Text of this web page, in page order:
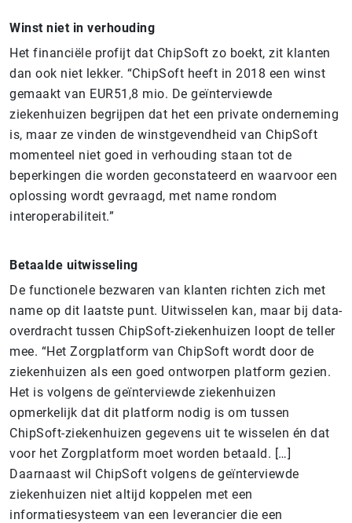
Winst niet in verhouding
Het financiële profijt dat ChipSoft zo boekt, zit klanten
dan ook niet lekker. “ChipSoft heeft in 2018 een winst
gemaakt van EUR51,8 mio. De geïnterviewde
ziekenhuizen begrijpen dat het een private onderneming
is, maar ze vinden de winstgevendheid van ChipSoft
momenteel niet goed in verhouding staan tot de
beperkingen die worden geconstateerd en waarvoor een
oplossing wordt gevraagd, met name rondom
interoperabiliteit.”
Betaalde uitwisseling
De functionele bezwaren van klanten richten zich met
name op dit laatste punt. Uitwisselen kan, maar bij data-
overdracht tussen ChipSoft-ziekenhuizen loopt de teller
mee. “Het Zorgplatform van ChipSoft wordt door de
ziekenhuizen als een goed ontworpen platform gezien.
Het is volgens de geïnterviewde ziekenhuizen
opmerkelijk dat dit platform nodig is om tussen
ChipSoft-ziekenhuizen gegevens uit te wisselen én dat
voor het Zorgplatform moet worden betaald. […]
Daarnaast wil ChipSoft volgens de geïnterviewde
ziekenhuizen niet altijd koppelen met een
informatiesysteem van een leverancier die een